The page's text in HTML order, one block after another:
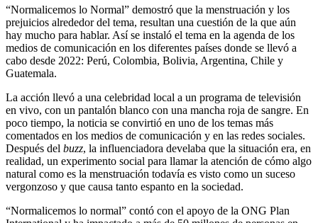
“Normalicemos lo Normal” demostró que la menstruación y los
prejuicios alrededor del tema, resultan una cuestión de la que aún
hay mucho para hablar. Así se instaló el tema en la agenda de los
medios de comunicación en los diferentes países donde se llevó a
cabo desde 2022: Perú, Colombia, Bolivia, Argentina, Chile y
Guatemala.
La acción llevó a una celebridad local a un programa de televisión
en vivo, con un pantalón blanco con una mancha roja de sangre. En
poco tiempo, la noticia se convirtió en uno de los temas más
comentados en los medios de comunicación y en las redes sociales.
Después del buzz, la influenciadora develaba que la situación era, en
realidad, un experimento social para llamar la atención de cómo algo
natural como es la menstruación todavía es visto como un suceso
vergonzoso y que causa tanto espanto en la sociedad.
“Normalicemos lo normal” contó con el apoyo de la ONG Plan